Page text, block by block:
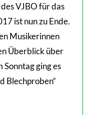
VJBO für das
ist nun zu Ende.
Musikerinnen
Überblick über
Sonntag ging es
Blechproben“